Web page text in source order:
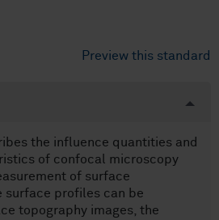
Preview this standard
the influence quantities and
of confocal microscopy
of surface
surface profiles can be
topography images, the